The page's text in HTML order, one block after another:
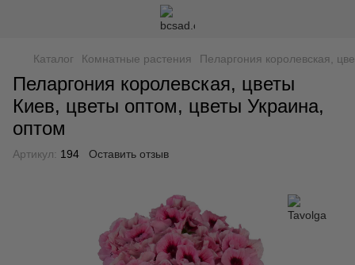
Каталог Комнатные растения Пеларгония королевская,
Пеларгония королевская, цветы
Киев, цветы оптом, цветы Украина,
оптом
Артикул: 194 Оставить отзыв